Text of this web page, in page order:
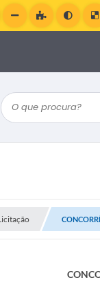
O que procura?